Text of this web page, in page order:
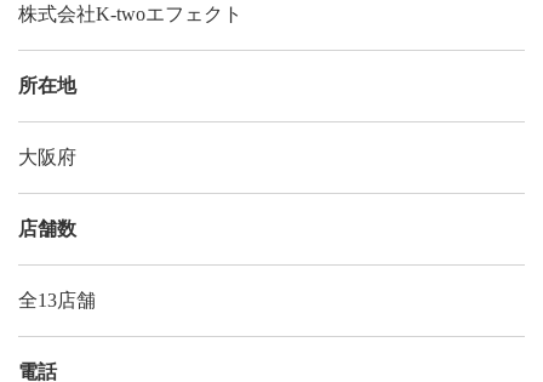
株式会社K-twoエフェクト
所在地
大阪府
店舗数
全13店舗
電話